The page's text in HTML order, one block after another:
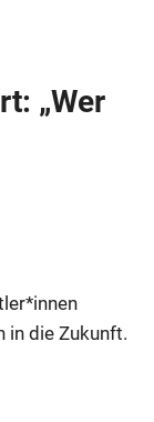
„Wer
in die Zukunft.